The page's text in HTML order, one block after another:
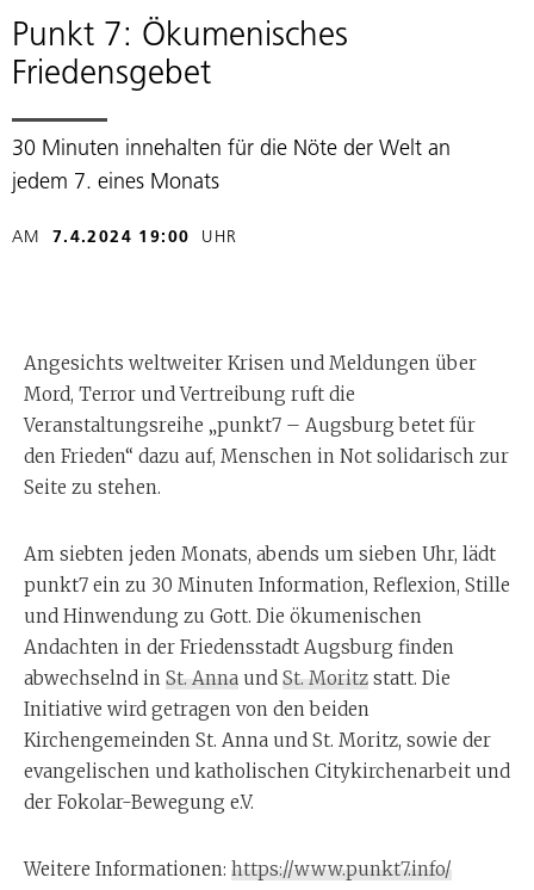
Punkt 7: Ökumenisches
Friedensgebet
30 Minuten innehalten für die Nöte der Welt an
jedem 7. eines Monats
AM 7.4.2024 19:00 UHR
Angesichts weltweiter Krisen und Meldungen über
Mord, Terror und Vertreibung ruft die
Veranstaltungsreihe „punkt7 – Augsburg betet für
den Frieden“ dazu auf, Menschen in Not solidarisch zur
Seite zu stehen.
Am siebten jeden Monats, abends um sieben Uhr, lädt
punkt7 ein zu 30 Minuten Information, Reflexion, Stille
und Hinwendung zu Gott. Die ökumenischen
Andachten in der Friedensstadt Augsburg finden
abwechselnd in St. Anna und St. Moritz statt. Die
Initiative wird getragen von den beiden
Kirchengemeinden St. Anna und St. Moritz, sowie der
evangelischen und katholischen Citykirchenarbeit und
der Fokolar-Bewegung e.V.
Weitere Informationen: https://www.punkt7.info/